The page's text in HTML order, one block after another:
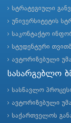
სტრატეგიული
უნივერსიტეტის
საკონტაქტო
სტუდენტური
ავტორიზებული
სასარგებლო
სასწავლო
ავტორიზებული
საქართველოს